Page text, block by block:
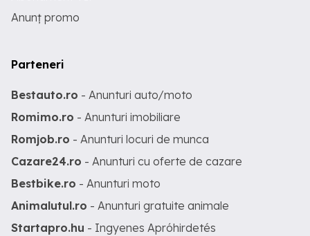
Anunț promo
Parteneri
Bestauto.ro - Anunturi auto/moto
Romimo.ro - Anunturi imobiliare
Romjob.ro - Anunturi locuri de munca
Cazare24.ro - Anunturi cu oferte de cazare
Bestbike.ro - Anunturi moto
Animalutul.ro - Anunturi gratuite animale
Startapro.hu - Ingyenes Apróhirdetés